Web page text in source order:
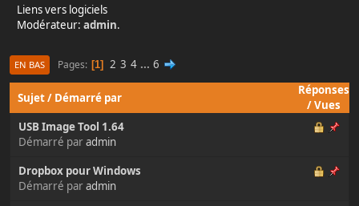
Liens vers logiciels
Modérateur: admin.
EN BAS Pages 1 2 3 4 ... 6
Sujet/ Démarré par
Réponses
/Vues
USB Image Tool 1.64
Démarré paradmin
Dropbox pour Windows
Démarré paradmin